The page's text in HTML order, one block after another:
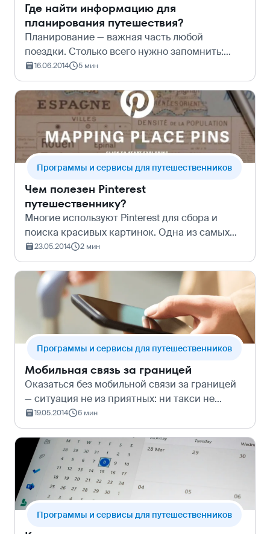
Где найти информацию для
планирования путешествия?
Планирование — важная часть любой
поездки. Столько всего нужно запомнить:
дату вылета, отель, время открытия и
закрытия регистрации… Аж голова кругом!
Как же не потеряться в таком потоке
информации, е…
16.06.2014 5 мин
Программы и сервисы для путешественников
Чем полезен Pinterest
путешественнику?
Многие используют Pinterest для сбора и
поиска красивых картинок. Одна из самых
популярных категорий - это путешествия. И
совсем недавно создатели
сервиса&#160;решили пойти на встречу
своим пользовате…
23.05.2014 2 мин
Программы и сервисы для путешественников
Мобильная связь за границей
Оказаться без мобильной связи за границей
— ситуация не из приятных: ни такси не
вызвать, ни гугл-карты загрузить. Советуем
не полагаться на вай-фай, а заранее выбрать
для путешествия удобный способ п…
19.05.2014 6 мин
Программы и сервисы для путешественников